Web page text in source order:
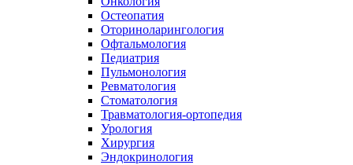
Остеопатия
Оториноларингология
Офтальмология
Педиатрия
Пульмонология
Ревматология
Стоматология
Травматология-ортопедия
Урология
Хирургия
Эндокринология